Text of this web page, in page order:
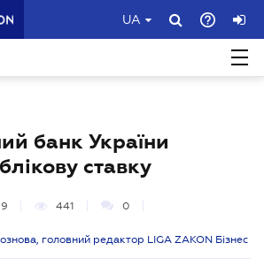
UA
банк України
ставку
441 0
головний редактор LIGA ZAKON Бізнес